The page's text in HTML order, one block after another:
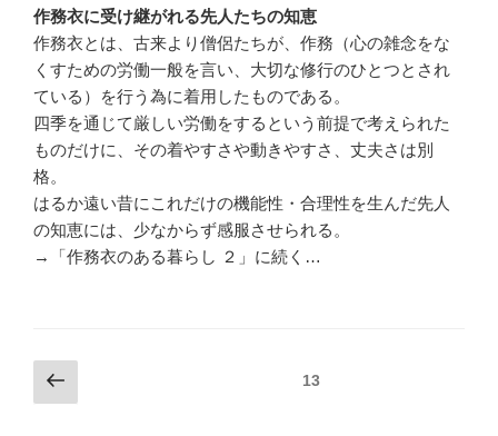
作務衣に受け継がれる先人たちの知恵
作務衣とは、古来より僧侶たちが、作務（心の雑念をな
くすための労働一般を言い、大切な修行のひとつとされ
ている）を行う為に着用したものである。
四季を通じて厳しい労働をするという前提で考えられた
ものだけに、その着やすさや動きやすさ、丈夫さは別
格。
はるか遠い昔にこれだけの機能性・合理性を生んだ先人
の知恵には、少なからず感服させられる。
→「作務衣のある暮らし ２」に続く…
投
稿
前
の
13